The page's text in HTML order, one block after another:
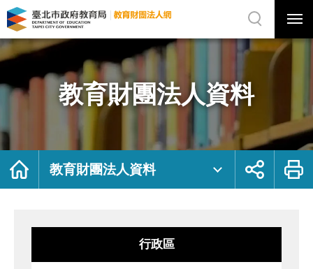
教
育
團
資
料
府
局
法
網
站
選
選
單
關
網
站
尋
教育財團法人資料
首
教育財團法人資料
展
鈕
列
行政區